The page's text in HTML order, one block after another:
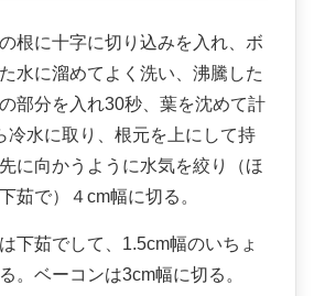
根に十字に切り込みを入れ、ボ
水に溜めてよく洗い、沸騰した
部分を入れ30秒、葉を沈めて計
冷水に取り、根元を上にして持
に向かうように水気を絞り（ほ
茹で）４cm幅に切る。
下茹でして、1.5cm幅のいちょ
。ベーコンは3cm幅に切る。